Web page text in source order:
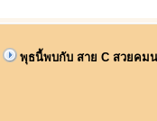
พุธนี้พบกับ สาย C สวยคม